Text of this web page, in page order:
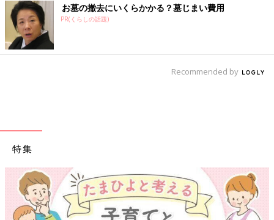
お墓の撤去にいくらかかる？墓じまい費用
PR(くらしの話題)
Recommended by
特集